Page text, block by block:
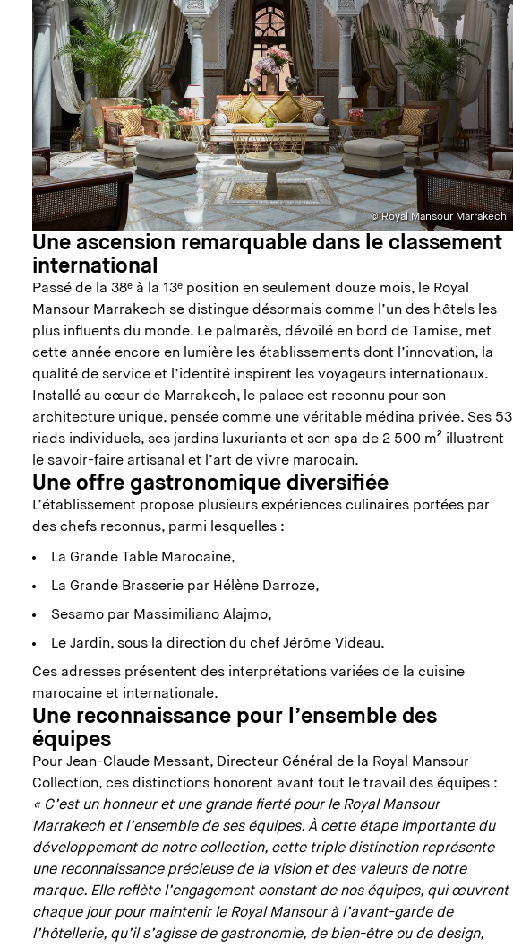
© Royal Mansour Marrakech
Une ascension remarquable dans le classement
international
Passé de la 38ᵉ à la 13ᵉ position en seulement douze mois, le Royal
Mansour Marrakech se distingue désormais comme l’un des hôtels les
plus influents du monde. Le palmarès, dévoilé en bord de Tamise, met
cette année encore en lumière les établissements dont l’innovation, la
qualité de service et l’identité inspirent les voyageurs internationaux.
Installé au cœur de Marrakech, le palace est reconnu pour son
architecture unique, pensée comme une véritable médina privée. Ses 53
riads individuels, ses jardins luxuriants et son spa de 2 500 m² illustrent
le savoir-faire artisanal et l’art de vivre marocain.
Une offre gastronomique diversifiée
L’établissement propose plusieurs expériences culinaires portées par
des chefs reconnus, parmi lesquelles :
La Grande Table Marocaine,
La Grande Brasserie par Hélène Darroze,
Sesamo par Massimiliano Alajmo,
Le Jardin, sous la direction du chef Jérôme Videau.
Ces adresses présentent des interprétations variées de la cuisine
marocaine et internationale.
Une reconnaissance pour l’ensemble des
équipes
Pour Jean-Claude Messant, Directeur Général de la Royal Mansour
Collection, ces distinctions honorent avant tout le travail des équipes :
« C’est un honneur et une grande fierté pour le Royal Mansour
Marrakech et l’ensemble de ses équipes. À cette étape importante du
développement de notre collection, cette triple distinction représente
une reconnaissance précieuse de la vision et des valeurs de notre
marque. Elle reflète l’engagement constant de nos équipes, qui œuvrent
chaque jour pour maintenir le Royal Mansour à l’avant-garde de
l’hôtellerie, qu’il s’agisse de gastronomie, de bien-être ou de design,